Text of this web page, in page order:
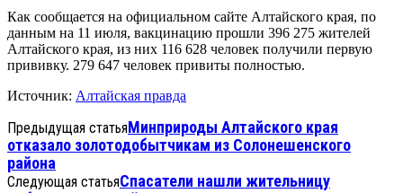
Как сообщается на официальном сайте Алтайского края, по
данным на 11 июля, вакцинацию прошли 396 275 жителей
Алтайского края, из них 116 628 человек получили первую
прививку. 279 647 человек привиты полностью.
Источник: Алтайская правда
Предыдущая статьяМинприроды Алтайского края
отказало золотодобытчикам из Солонешенского
района
Следующая статьяСпасатели нашли жительницу